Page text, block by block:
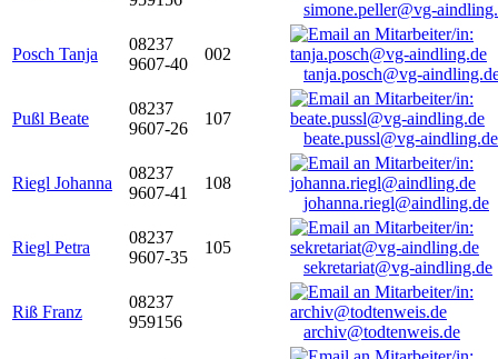
simone.peller@vg-
Posch Tanja
08237
9607-40
002
tanja.posch@vg-
Pußl Beate
08237
9607-26
107
beate.pussl@vg-aindling.de
Riegl Johanna
08237
9607-41
108
johanna.riegl@aindling.de
Riegl Petra
08237
9607-35
105
sekretariat@vg-aindling.de
Riß Franz
08237
959156
archiv@todtenweis.de